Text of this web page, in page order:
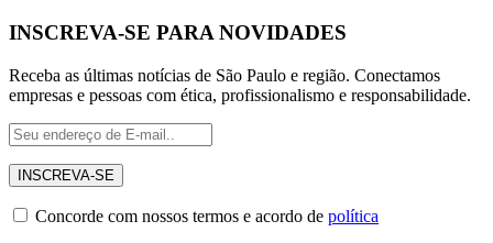
INSCREVA-SE PARA NOVIDADES
Receba as últimas notícias de São Paulo e região. Conectamos
empresas e pessoas com ética, profissionalismo e responsabilidade.
Concorde com nossos termos e acordo de política